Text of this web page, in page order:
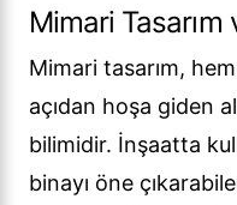
Mimari Tasarım
Mimari tasarım,
açıdan hoşa giden
bilimidir. İnşaatta
binayı öne